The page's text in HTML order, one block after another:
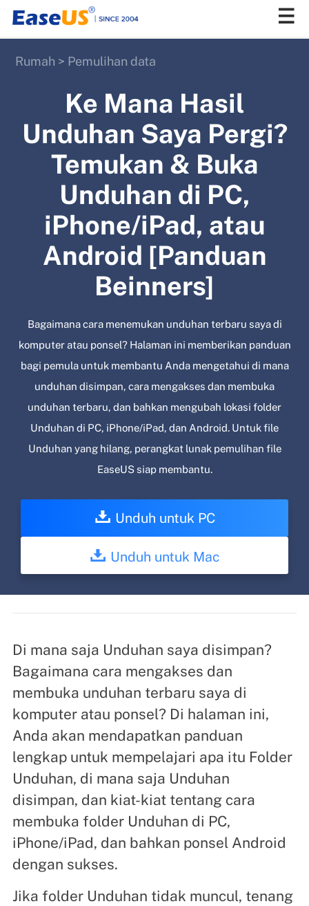
Rumah > Pemulihan data
Ke Mana Hasil
Unduhan Saya Pergi?
Temukan & Buka
Unduhan di PC,
iPhone/iPad, atau
Android [Panduan
Beinners]
Bagaimana cara menemukan unduhan terbaru saya di
komputer atau ponsel? Halaman ini memberikan panduan
bagi pemula untuk membantu Anda mengetahui di mana
unduhan disimpan, cara mengakses dan membuka
unduhan terbaru, dan bahkan mengubah lokasi folder
Unduhan di PC, iPhone/iPad, dan Android. Untuk file
Unduhan yang hilang, perangkat lunak pemulihan file
EaseUS siap membantu.
Unduh untuk PC
Unduh untuk Mac
Di mana saja Unduhan saya disimpan?
Bagaimana cara mengakses dan
membuka unduhan terbaru saya di
komputer atau ponsel? Di halaman ini,
Anda akan mendapatkan panduan
lengkap untuk mempelajari apa itu Folder
Unduhan, di mana saja Unduhan
disimpan, dan kiat-kiat tentang cara
membuka folder Unduhan di PC,
iPhone/iPad, dan bahkan ponsel Android
dengan sukses.
Jika folder Unduhan tidak muncul, tenang